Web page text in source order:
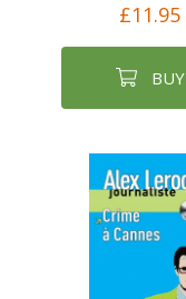
£11.95
BUY